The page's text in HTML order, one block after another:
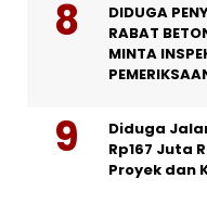
DIDUGA
RABAT
MINTA
Diduga
Rp167 Juta
Proyek dan